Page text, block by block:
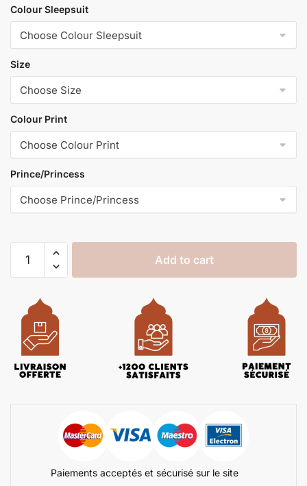
Colour Sleepsuit
Size
Colour Print
Prince/Princess
Add to cart
Paiements acceptés et sécurisé sur le site